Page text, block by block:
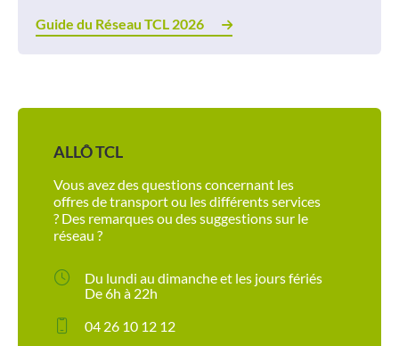
Guide du Réseau TCL 2026
ALLÔ TCL
Vous avez des questions concernant les
offres de transport ou les différents services
? Des remarques ou des suggestions sur le
réseau ?
Du lundi au dimanche et les jours fériés
De 6h à 22h
04 26 10 12 12